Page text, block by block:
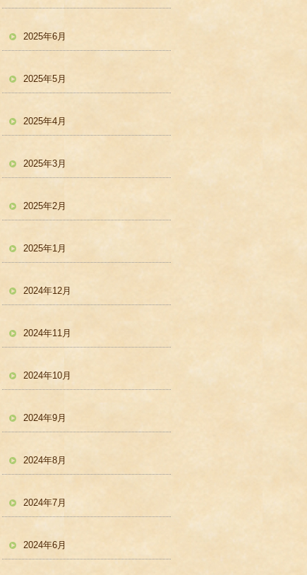
2025年6月
2025年5月
2025年4月
2025年3月
2025年2月
2025年1月
2024年12月
2024年11月
2024年10月
2024年9月
2024年8月
2024年7月
2024年6月